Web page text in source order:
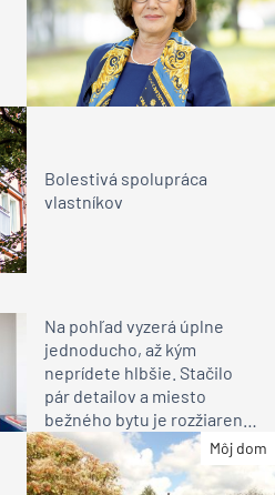
Bolestivá spolupráca
vlastníkov
Na pohľad vyzerá úplne
jednoducho, až kým
neprídete hlbšie. Stačilo
pár detailov a miesto
bežného bytu je rozžiarené
bývanie pre rodinu
Môj dom